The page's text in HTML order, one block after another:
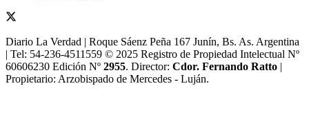
Diario La Verdad | Roque Sáenz Peña 167 Junín, Bs. As. Argentina
| Tel: 54-236-4511559 © 2025 Registro de Propiedad Intelectual Nº
60606230 Edición Nº 2955. Director:​ Cdor. Fernando Ratto |
Propietario:​ Arzobispado de Mercedes - Luján.